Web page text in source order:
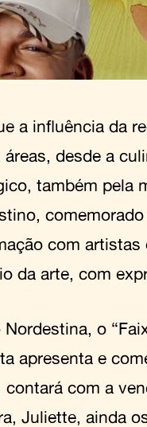
a influência da
desde a
também pela
com artistas
da arte, com
o
apresenta e
com a
Juliette, ainda